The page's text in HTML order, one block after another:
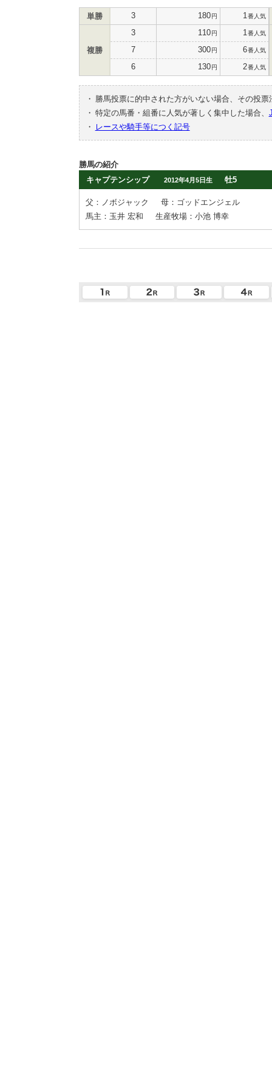
単勝 3 180円 1 番人気
複勝
3 110円 1 番人気
7 300円 6番人気
6 130円 2番人気
・
勝馬投票に的中された方がいない場合、その投
・ 特定の馬番・組番に人気が著しく集中した場合、
・
レースや騎手等につく記号
勝馬の紹介
キャプテンシップ
2012年4月5日生 牡5
父：ノボジャック
母：ゴッドエンジェル
馬主：玉井 宏和
生産牧場：小池 博幸